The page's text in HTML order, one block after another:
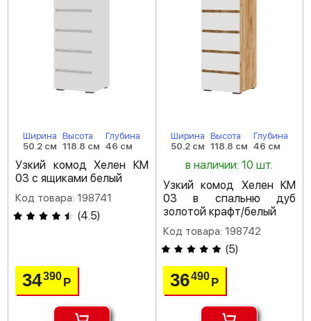
Ширина
50.2 см
Высота
118.8 см
Глубина
46 см
Узкий комод Хелен КМ
03 с ящиками белый
Код товара: 198741
(4.5)
34390Р
Ширина
50.2 см
Высота
118.8 см
Глубина
46 см
в наличии: 10 шт.
Узкий комод Хелен КМ
03 в спальню дуб
золотой крафт/белый
Код товара: 198742
(5)
36490 Р